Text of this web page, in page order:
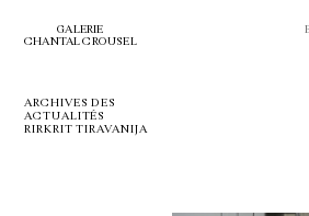
GALERIE
CHANTAL CROUSEL
ARCHIVES DES
ACTUALITÉS
RIRKRIT TIRAVANIJA